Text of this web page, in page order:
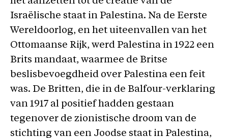
Israëlische staat in Palestina. Na de Eerste
Wereldoorlog, en het uiteenvallen van het
Ottomaanse Rijk, werd Palestina in 1922 een
Brits mandaat, waarmee de Britse
beslisbevoegdheid over Palestina een feit
was. De Britten, die in de Balfour-verklaring
van 1917 al positief hadden gestaan
tegenover de zionistische droom van de
stichting van een Joodse staat in Palestina,